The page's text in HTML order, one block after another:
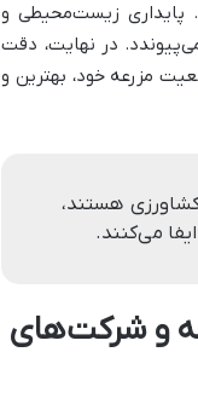
پایداری زیست‌محیطی و
در نهایت، دقت
مزرعه خود، بهترین و
هستند،
می‌کنند.
و شرکت‌های